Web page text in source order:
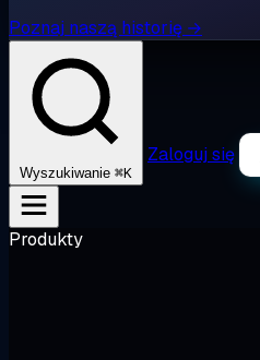
Poznaj naszą historię →
Wyszukiwanie ⌘K
Zaloguj się
Produkty